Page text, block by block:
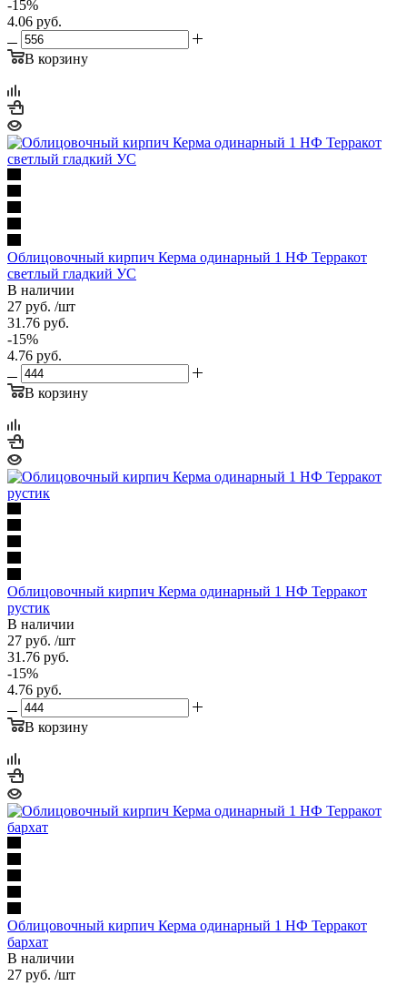
-15%
4.06 руб.
В корзину
Облицовочный кирпич Керма одинарный 1 НФ Терракот
светлый гладкий УС
В наличии
27 руб. /шт
31.76 руб.
-15%
4.76 руб.
В корзину
Облицовочный кирпич Керма одинарный 1 НФ Терракот
рустик
В наличии
27 руб. /шт
31.76 руб.
-15%
4.76 руб.
В корзину
Облицовочный кирпич Керма одинарный 1 НФ Терракот
бархат
В наличии
27 руб. /шт